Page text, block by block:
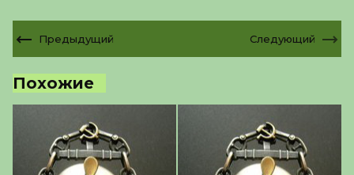
Предыдущий Следующий
Похожие